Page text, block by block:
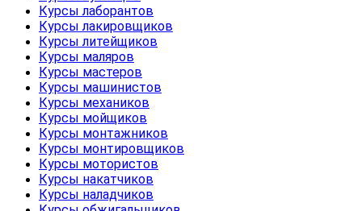
Курсы лаборантов
Курсы лакировщиков
Курсы литейщиков
Курсы маляров
Курсы мастеров
Курсы машинистов
Курсы механиков
Курсы мойщиков
Курсы монтажников
Курсы монтировщиков
Курсы мотористов
Курсы накатчиков
Курсы наладчиков